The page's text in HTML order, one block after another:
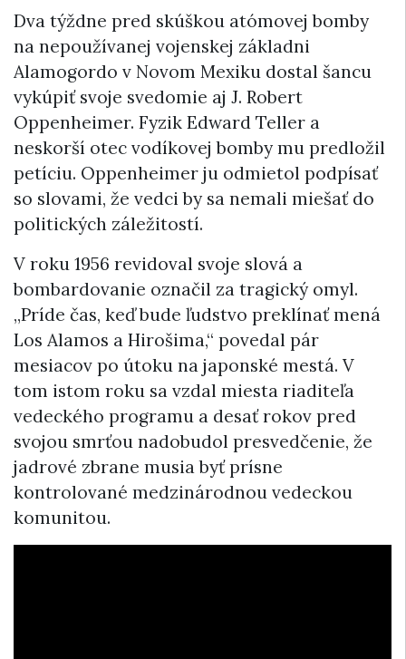
Dva týždne pred skúškou atómovej bomby
na nepoužívanej vojenskej základni
Alamogordo v Novom Mexiku dostal šancu
vykúpiť svoje svedomie aj J. Robert
Oppenheimer. Fyzik Edward Teller a
neskorší otec vodíkovej bomby mu predložil
petíciu. Oppenheimer ju odmietol podpísať
so slovami, že vedci by sa nemali miešať do
politických záležitostí.
V roku 1956 revidoval svoje slová a
bombardovanie označil za tragický omyl.
„Príde čas, keď bude ľudstvo preklínať mená
Los Alamos a Hirošima,“ povedal pár
mesiacov po útoku na japonské mestá. V
tom istom roku sa vzdal miesta riaditeľa
vedeckého programu a desať rokov pred
svojou smrťou nadobudol presvedčenie, že
jadrové zbrane musia byť prísne
kontrolované medzinárodnou vedeckou
komunitou.